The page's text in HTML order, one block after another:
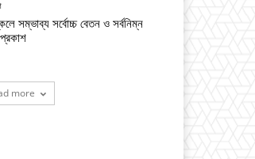
সম্ভাব্য সর্বোচ্চ বেতন ও সর্বনিম্ন
more